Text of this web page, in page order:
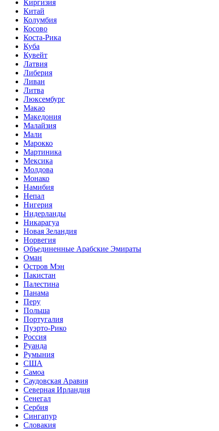
Киргизия
Китай
Колумбия
Косово
Коста-Рика
Куба
Кувейт
Латвия
Либерия
Ливан
Литва
Люксембург
Макао
Македония
Малайзия
Мали
Марокко
Мартиника
Мексика
Молдова
Монако
Намибия
Непал
Нигерия
Нидерланды
Никарагуа
Новая Зеландия
Норвегия
Объединенные Арабские Эмираты
Оман
Остров Мэн
Пакистан
Палестина
Панама
Перу
Польша
Португалия
Пуэрто-Рико
Россия
Руанда
Румыния
США
Самоа
Саудовская Аравия
Северная Ирландия
Сенегал
Сербия
Сингапур
Словакия